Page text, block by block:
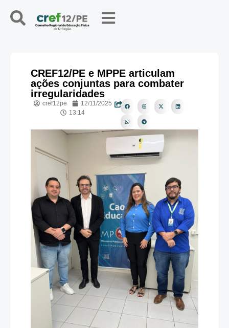
CREF12/PE e MPPE articulam
ações conjuntas para combater
irregularidades
cref12pe
12/11/2025
13:14